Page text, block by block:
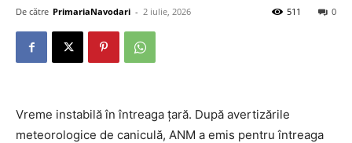
De către PrimariaNavodari - 2 iulie, 2026 0
511
Vreme instabilă în întreaga țară. După avertizările
meteorologice de caniculă, ANM a emis pentru întreaga